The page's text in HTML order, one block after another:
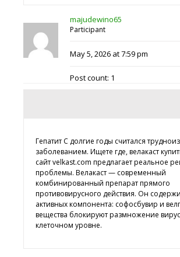
majudewino65
Participant
May 5, 2026 at 7:59 pm
Post count: 1
Гепатит С долгие годы считался
заболеванием. Ищете где,велакаст
сайт velkast.com предлагает реальное
проблемы. Велакаст — современный
комбинированный препарат прямого
противовирусного действия. Он
активных компонента: софосбувир и
вещества блокируют размножение
клеточном уровне.